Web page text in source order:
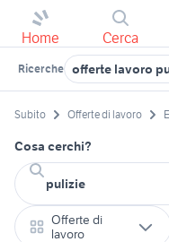
Home Cerca
Ricerche offerte lavoro
Subito Offerte di lavoro
Cosa cerchi?
Offerte di
lavoro